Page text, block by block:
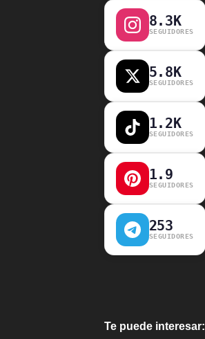
8.3K
SEGUIDORES
5.8K
SEGUIDORES
1.2K
SEGUIDORES
1.9
SEGUIDORES
253
SEGUIDORES
Te puede interesar: